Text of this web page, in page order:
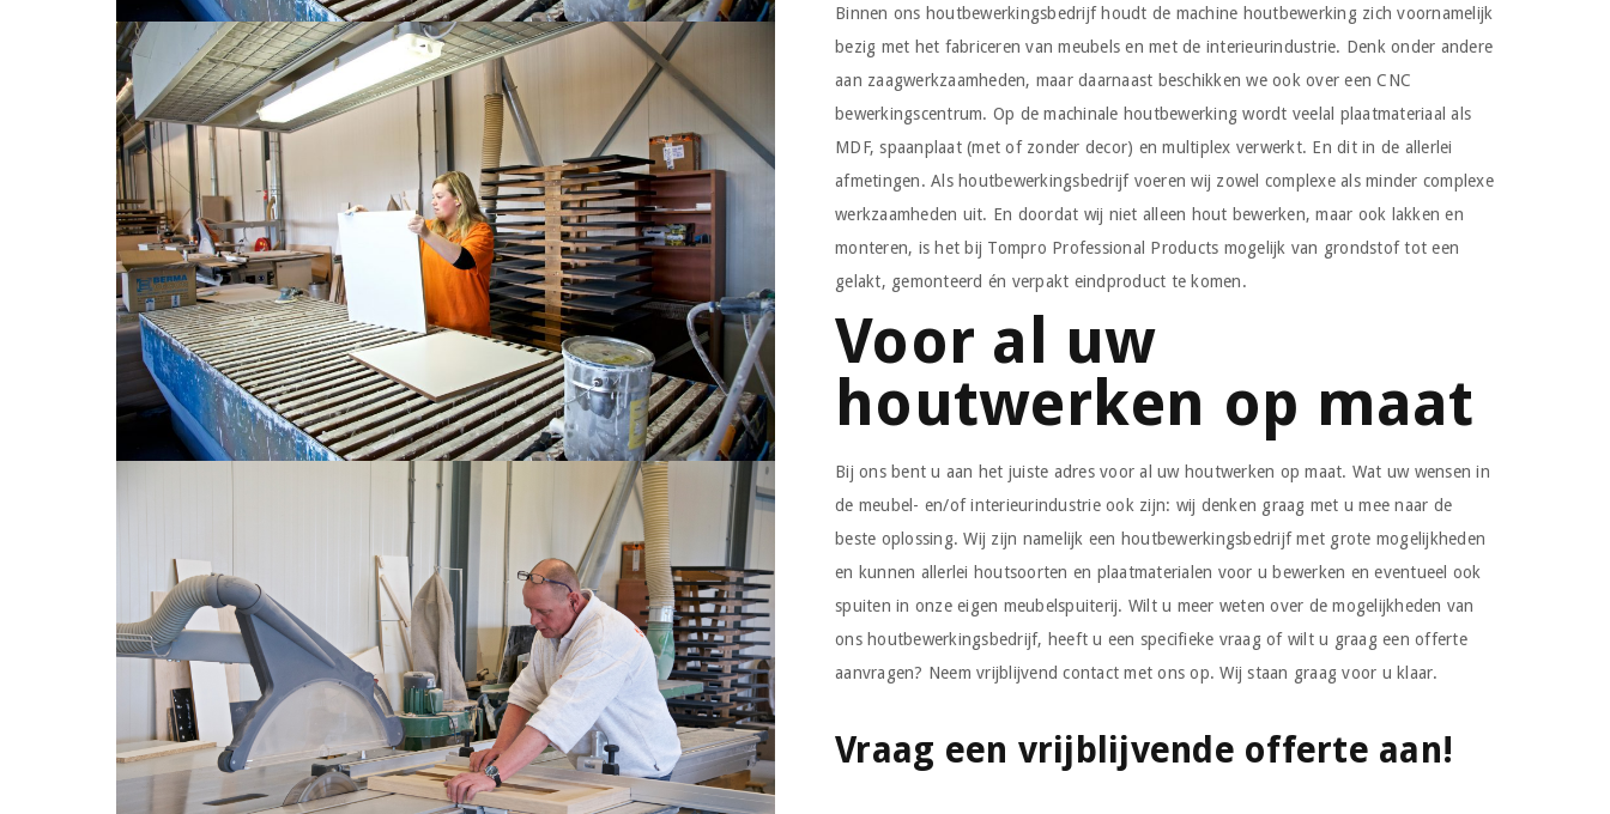
Binnen ons houtbewerkingsbedrijf houdt de machine houtbewerking zich voornamelijk
bezig met het fabriceren van meubels en met de interieurindustrie. Denk onder andere
aan zaagwerkzaamheden, maar daarnaast beschikken we ook over een CNC
bewerkingscentrum. Op de machinale houtbewerking wordt veelal plaatmateriaal als
MDF, spaanplaat (met of zonder decor) en multiplex verwerkt. En dit in de allerlei
afmetingen. Als houtbewerkingsbedrijf voeren wij zowel complexe als minder complexe
werkzaamheden uit. En doordat wij niet alleen hout bewerken, maar ook lakken en
monteren, is het bij Tompro Professional Products mogelijk van grondstof tot een
gelakt, gemonteerd én verpakt eindproduct te komen.
Voor al uw
houtwerken op maat
Bij ons bent u aan het juiste adres voor al uw houtwerken op maat. Wat uw wensen in
de meubel- en/of interieurindustrie ook zijn: wij denken graag met u mee naar de
beste oplossing. Wij zijn namelijk een houtbewerkingsbedrijf met grote mogelijkheden
en kunnen allerlei houtsoorten en plaatmaterialen voor u bewerken en eventueel ook
spuiten in onze eigen meubelspuiterij. Wilt u meer weten over de mogelijkheden van
ons houtbewerkingsbedrijf, heeft u een specifieke vraag of wilt u graag een offerte
aanvragen? Neem vrijblijvend contact met ons op. Wij staan graag voor u klaar.
Vraag een vrijblijvende offerte aan!